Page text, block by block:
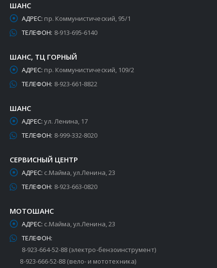
ШАНС
АДРЕС: пр. Коммунистический, 95/1
ТЕЛЕФОН: 8-913-695-6140
ШАНС, ТЦ ГОРНЫЙ
АДРЕС: пр. Коммунистический, 109/2
ТЕЛЕФОН: 8-923-661-8822
ШАНС
АДРЕС: ул. Ленина, 17
ТЕЛЕФОН: 8-999-332-8020
СЕРВИСНЫЙ ЦЕНТР
АДРЕС: с.Майма, ул.Ленина, 23
ТЕЛЕФОН: 8-923-663-0820
МОТОШАНС
АДРЕС: с.Майма, ул.Ленина, 23
ТЕЛЕФОН:
8-923-664-52-88 (электро-бензоинструмент)
8-923-666-52-88 (вело- и мототехника)